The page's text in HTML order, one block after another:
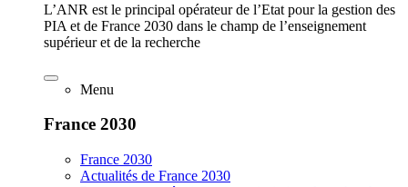
L’ANR est le principal opérateur de l’Etat pour la gestion des
PIA et de France 2030 dans le champ de l’enseignement
supérieur et de la recherche
Menu
France 2030
France 2030
Actualités de France 2030